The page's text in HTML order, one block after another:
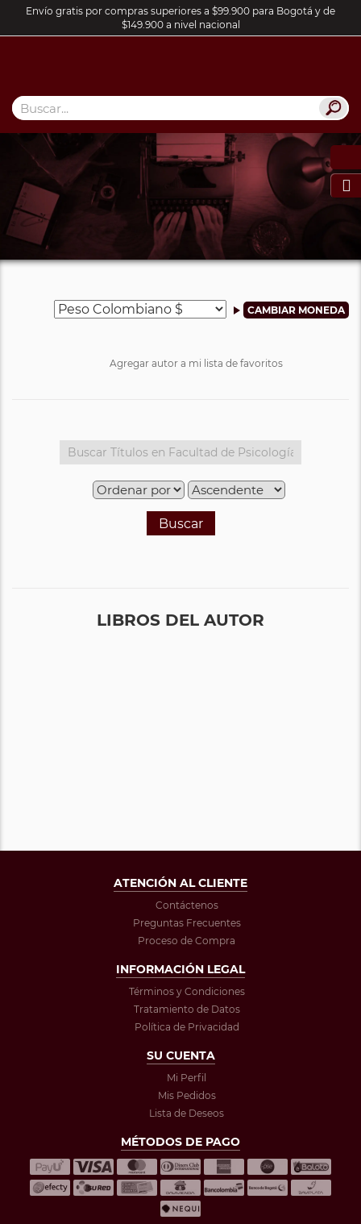
Envío gratis por compras superiores a $99.900 para Bogotá y de
$149.900 a nivel nacional

Agregar autor a mi lista de favoritos
Buscar
LIBROS DEL AUTOR
ATENCIÓN AL CLIENTE
Contáctenos
Preguntas Frecuentes
Proceso de Compra
INFORMACIÓN LEGAL
Términos y Condiciones
Tratamiento de Datos
Política de Privacidad
SU CUENTA
Mi Perfil
Mis Pedidos
Lista de Deseos
MÉTODOS DE PAGO